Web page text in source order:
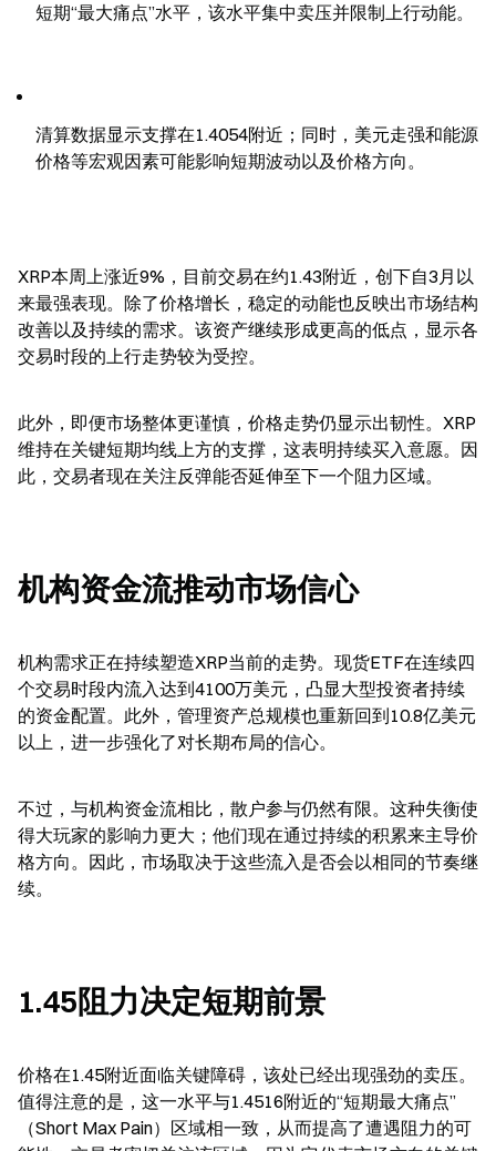
短期“最大痛点”水平，该水平集中卖压并限制上行动能。
清算数据显示支撑在1.4054附近；同时，美元走强和能源
价格等宏观因素可能影响短期波动以及价格方向。
XRP本周上涨近9%，目前交易在约1.43附近，创下自3月以
来最强表现。除了价格增长，稳定的动能也反映出市场结构
改善以及持续的需求。该资产继续形成更高的低点，显示各
交易时段的上行走势较为受控。
此外，即便市场整体更谨慎，价格走势仍显示出韧性。XRP
维持在关键短期均线上方的支撑，这表明持续买入意愿。因
此，交易者现在关注反弹能否延伸至下一个阻力区域。
机构资金流推动市场信心
机构需求正在持续塑造XRP当前的走势。现货ETF在连续四
个交易时段内流入达到4100万美元，凸显大型投资者持续
的资金配置。此外，管理资产总规模也重新回到10.8亿美元
以上，进一步强化了对长期布局的信心。
不过，与机构资金流相比，散户参与仍然有限。这种失衡使
得大玩家的影响力更大；他们现在通过持续的积累来主导价
格方向。因此，市场取决于这些流入是否会以相同的节奏继
续。
1.45阻力决定短期前景
价格在1.45附近面临关键障碍，该处已经出现强劲的卖压。
值得注意的是，这一水平与1.4516附近的“短期最大痛点”
（Short Max Pain）区域相一致，从而提高了遭遇阻力的可